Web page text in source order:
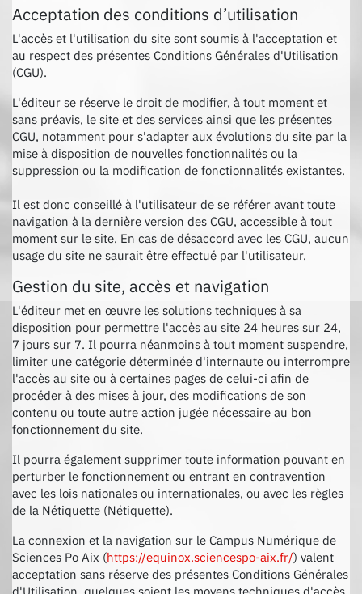
Acceptation des conditions d’utilisation
L'accès et l'utilisation du site sont soumis à l'acceptation et
au respect des présentes Conditions Générales d'Utilisation
(CGU).
L'éditeur se réserve le droit de modifier, à tout moment et
sans préavis, le site et des services ainsi que les présentes
CGU, notamment pour s'adapter aux évolutions du site par la
mise à disposition de nouvelles fonctionnalités ou la
suppression ou la modification de fonctionnalités existantes.
Il est donc conseillé à l'utilisateur de se référer avant toute
navigation à la dernière version des CGU, accessible à tout
moment sur le site. En cas de désaccord avec les CGU, aucun
usage du site ne saurait être effectué par l'utilisateur.
Gestion du site, accès et navigation
L'éditeur met en œuvre les solutions techniques à sa
disposition pour permettre l'accès au site 24 heures sur 24,
7 jours sur 7. Il pourra néanmoins à tout moment suspendre,
limiter une catégorie déterminée d'internaute ou interrompre
l'accès au site ou à certaines pages de celui-ci afin de
procéder à des mises à jour, des modifications de son
contenu ou toute autre action jugée nécessaire au bon
fonctionnement du site.
Il pourra également supprimer toute information pouvant en
perturber le fonctionnement ou entrant en contravention
avec les lois nationales ou internationales, ou avec les règles
de la Nétiquette (Nétiquette).
La connexion et la navigation sur le Campus Numérique de
Sciences Po Aix (https://equinox.sciencespo-aix.fr/) valent
acceptation sans réserve des présentes Conditions Générales